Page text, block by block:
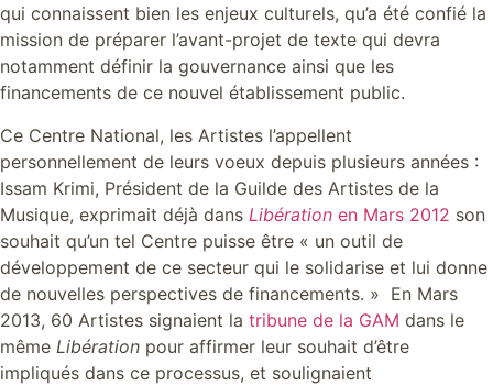
qui connaissent bien les enjeux culturels, qu’a été confié la
mission de préparer l’avant-projet de texte qui devra
notamment définir la gouvernance ainsi que les
financements de ce nouvel établissement public.
Ce Centre National, les Artistes l’appellent
personnellement de leurs voeux depuis plusieurs années :
Issam Krimi, Président de la Guilde des Artistes de la
Musique, exprimait déjà dans Libération en Mars 2012 son
souhait qu’un tel Centre puisse être « un outil de
développement de ce secteur qui le solidarise et lui donne
de nouvelles perspectives de financements. » En Mars
2013, 60 Artistes signaient la tribune de la GAM dans le
même Libération pour affirmer leur souhait d’être
impliqués dans ce processus, et soulignaient